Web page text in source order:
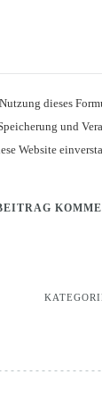
dieses
und
Website